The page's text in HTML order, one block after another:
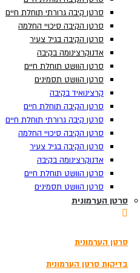
סרטן קיבה גרורתי תוחלת חיים
סרטן הקיבה סיכויי החלמה
סרטן הקיבה בגיל צעיר
אדנוקרצינומה בקיבה
סרטן הוושט תוחלת חיים
סרטן הוושט תסמינים
קרצינואיד בקיבה
סרטן הקיבה תוחלת חיים
סרטן קיבה גרורתי תוחלת חיים
סרטן הקיבה סיכויי החלמה
סרטן הקיבה בגיל צעיר
אדנוקרצינומה בקיבה
סרטן הוושט תוחלת חיים
סרטן הוושט תסמינים
סרטן הערמונית
סרטן הערמונית
בדיקות סרטן הערמונית
תוצאות
צפה בכל התוצאות
הזמנת בדיקה
3180*
בדיקת סקר לגילוי מוקדם של
סרטן קיבה גרורתי תוחלת חיים
סרטן הקיבה סיכויי החלמה
סרטן הקיבה בגיל צעיר
אדנוקרצינומה בקיבה
סרטן הוושט תוחלת חיים
סרטן הוושט תסמינים
קרצינואיד בקיבה
סרטן הקיבה תוחלת חיים
סרטן קיבה גרורתי תוחלת חיים
סרטן הקיבה סיכויי החלמה
סרטן הקיבה בגיל צעיר
אדנוקרצינומה בקיבה
סרטן הוושט תוחלת חיים
סרטן הוושט תסמינים
סרטן הערמונית
סרטן הערמונית
בדיקות סרטן הערמונית